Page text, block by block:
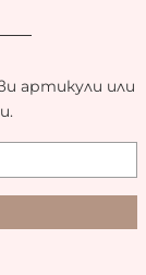
артикули или